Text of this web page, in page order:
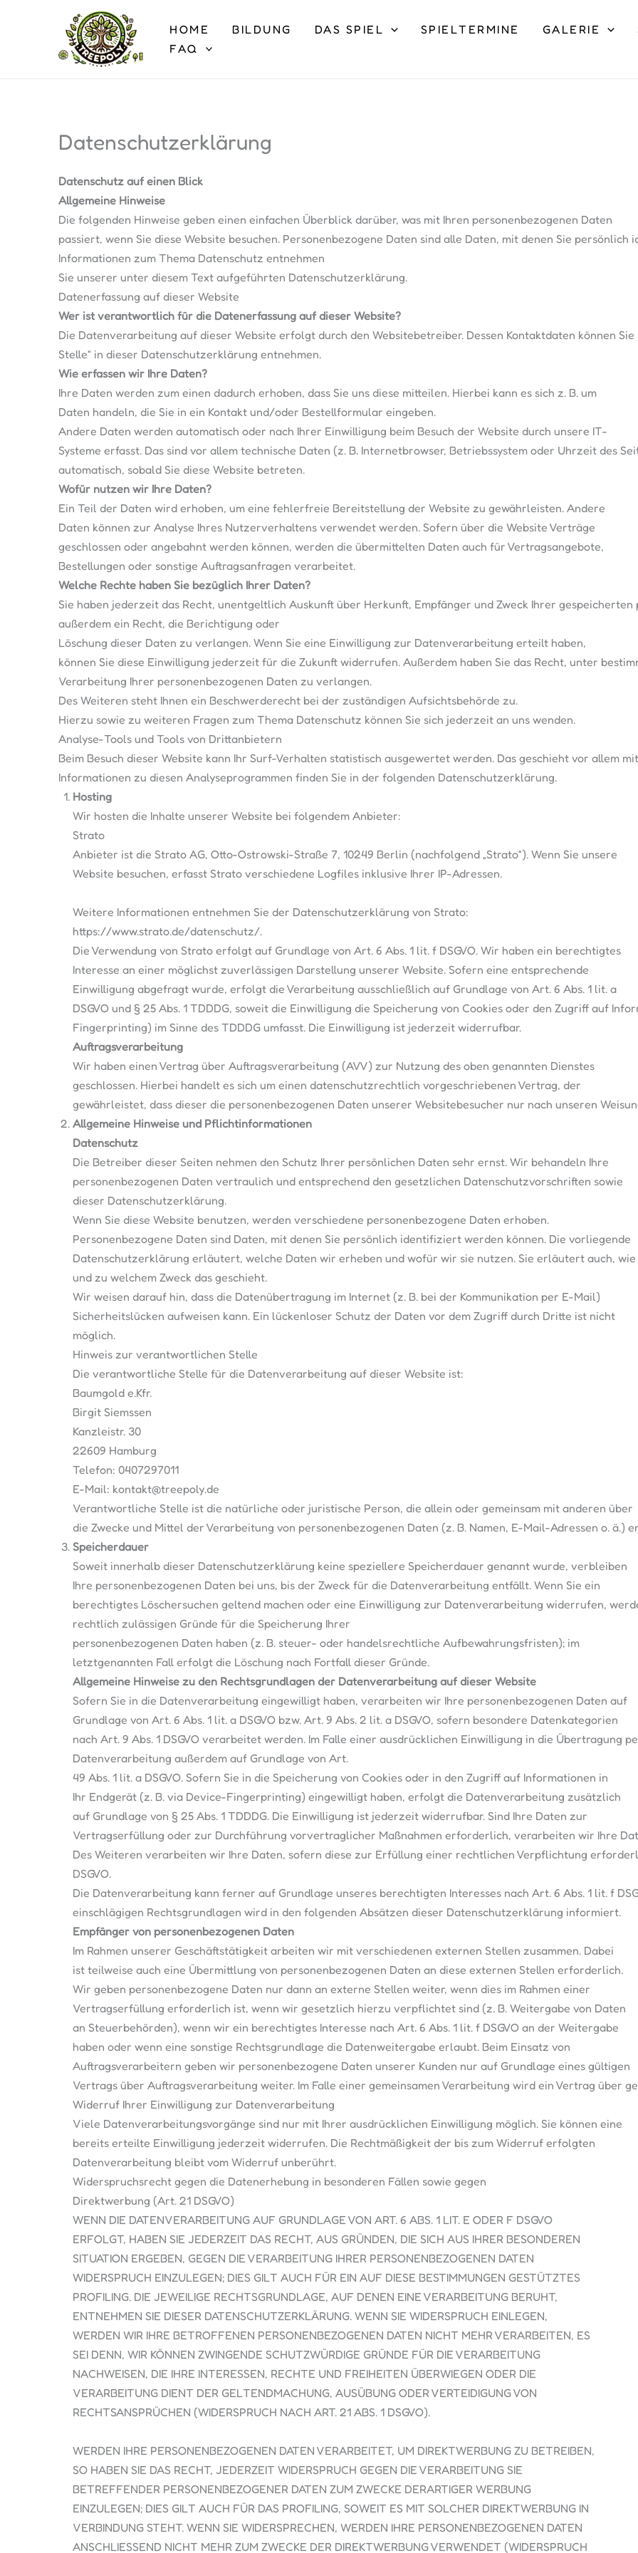
HOME BILDUNG DAS SPIEL SPIELTERMINE GALERIE
FAQ
Datenschutzerklärung
Datenschutz auf einen Blick
Allgemeine Hinweise
Die folgenden Hinweise geben einen einfachen Überblick darüber, was mit Ihren personenbezogenen Daten
passiert, wenn Sie diese Website besuchen. Personenbezogene Daten sind alle Daten, mit denen Sie
Informationen zum Thema Datenschutz entnehmen
Sie unserer unter diesem Text aufgeführten Datenschutzerklärung.
Datenerfassung auf dieser Website
Wer ist verantwortlich für die Datenerfassung auf dieser Website?
Die Datenverarbeitung auf dieser Website erfolgt durch den Websitebetreiber. Dessen Kontaktdaten können
Stelle“ in dieser Datenschutzerklärung entnehmen.
Wie erfassen wir Ihre Daten?
Ihre Daten werden zum einen dadurch erhoben, dass Sie uns diese mitteilen. Hierbei kann es sich z. B. um
Daten handeln, die Sie in ein Kontakt und/oder Bestellformular eingeben.
Andere Daten werden automatisch oder nach Ihrer Einwilligung beim Besuch der Website durch unsere IT-
Systeme erfasst. Das sind vor allem technische Daten (z. B. Internetbrowser, Betriebssystem oder Uhrzeit des
automatisch, sobald Sie diese Website betreten.
Wofür nutzen wir Ihre Daten?
Ein Teil der Daten wird erhoben, um eine fehlerfreie Bereitstellung der Website zu gewährleisten. Andere
Daten können zur Analyse Ihres Nutzerverhaltens verwendet werden. Sofern über die Website Verträge
geschlossen oder angebahnt werden können, werden die übermittelten Daten auch für Vertragsangebote,
Bestellungen oder sonstige Auftragsanfragen verarbeitet.
Welche Rechte haben Sie bezüglich Ihrer Daten?
Sie haben jederzeit das Recht, unentgeltlich Auskunft über Herkunft, Empfänger und Zweck Ihrer
außerdem ein Recht, die Berichtigung oder
Löschung dieser Daten zu verlangen. Wenn Sie eine Einwilligung zur Datenverarbeitung erteilt haben,
können Sie diese Einwilligung jederzeit für die Zukunft widerrufen. Außerdem haben Sie das Recht, unter
Verarbeitung Ihrer personenbezogenen Daten zu verlangen.
Des Weiteren steht Ihnen ein Beschwerderecht bei der zuständigen Aufsichtsbehörde zu.
Hierzu sowie zu weiteren Fragen zum Thema Datenschutz können Sie sich jederzeit an uns wenden.
Analyse-Tools und Tools von Drittanbietern
Beim Besuch dieser Website kann Ihr Surf-Verhalten statistisch ausgewertet werden. Das geschieht vor allem
Informationen zu diesen Analyseprogrammen finden Sie in der folgenden Datenschutzerklärung.
Hosting
Wir hosten die Inhalte unserer Website bei folgendem Anbieter:
Strato
Anbieter ist die Strato AG, Otto-Ostrowski-Straße 7, 10249 Berlin (nachfolgend „Strato“). Wenn Sie unsere
Website besuchen, erfasst Strato verschiedene Logfiles inklusive Ihrer IP-Adressen.
Weitere Informationen entnehmen Sie der Datenschutzerklärung von Strato:
https://www.strato.de/datenschutz/.
Die Verwendung von Strato erfolgt auf Grundlage von Art. 6 Abs. 1 lit. f DSGVO. Wir haben ein berechtigtes
Interesse an einer möglichst zuverlässigen Darstellung unserer Website. Sofern eine entsprechende
Einwilligung abgefragt wurde, erfolgt die Verarbeitung ausschließlich auf Grundlage von Art. 6 Abs. 1 lit. a
DSGVO und § 25 Abs. 1 TDDDG, soweit die Einwilligung die Speicherung von Cookies oder den Zugriff auf
Fingerprinting) im Sinne des TDDDG umfasst. Die Einwilligung ist jederzeit widerrufbar.
Auftragsverarbeitung
Wir haben einen Vertrag über Auftragsverarbeitung (AVV) zur Nutzung des oben genannten Dienstes
geschlossen. Hierbei handelt es sich um einen datenschutzrechtlich vorgeschriebenen Vertrag, der
gewährleistet, dass dieser die personenbezogenen Daten unserer Websitebesucher nur nach unseren
Allgemeine Hinweise und Pflichtinformationen
Datenschutz
Die Betreiber dieser Seiten nehmen den Schutz Ihrer persönlichen Daten sehr ernst. Wir behandeln Ihre
personenbezogenen Daten vertraulich und entsprechend den gesetzlichen Datenschutzvorschriften sowie
dieser Datenschutzerklärung.
Wenn Sie diese Website benutzen, werden verschiedene personenbezogene Daten erhoben.
Personenbezogene Daten sind Daten, mit denen Sie persönlich identifiziert werden können. Die vorliegende
Datenschutzerklärung erläutert, welche Daten wir erheben und wofür wir sie nutzen. Sie erläutert auch, wie
und zu welchem Zweck das geschieht.
Wir weisen darauf hin, dass die Datenübertragung im Internet (z. B. bei der Kommunikation per E-Mail)
Sicherheitslücken aufweisen kann. Ein lückenloser Schutz der Daten vor dem Zugriff durch Dritte ist nicht
möglich.
Hinweis zur verantwortlichen Stelle
Die verantwortliche Stelle für die Datenverarbeitung auf dieser Website ist:
Baumgold e.Kfr.
Birgit Siemssen
Kanzleistr. 30
22609 Hamburg
Telefon: 0407297011
E-Mail: kontakt@treepoly.de
Verantwortliche Stelle ist die natürliche oder juristische Person, die allein oder gemeinsam mit anderen über
die Zwecke und Mittel der Verarbeitung von personenbezogenen Daten (z. B. Namen, E-Mail-Adressen o. ä.)
Speicherdauer
Soweit innerhalb dieser Datenschutzerklärung keine speziellere Speicherdauer genannt wurde, verbleiben
Ihre personenbezogenen Daten bei uns, bis der Zweck für die Datenverarbeitung entfällt. Wenn Sie ein
berechtigtes Löschersuchen geltend machen oder eine Einwilligung zur Datenverarbeitung widerrufen,
rechtlich zulässigen Gründe für die Speicherung Ihrer
personenbezogenen Daten haben (z. B. steuer- oder handelsrechtliche Aufbewahrungsfristen); im
letztgenannten Fall erfolgt die Löschung nach Fortfall dieser Gründe.
Allgemeine Hinweise zu den Rechtsgrundlagen der Datenverarbeitung auf dieser Website
Sofern Sie in die Datenverarbeitung eingewilligt haben, verarbeiten wir Ihre personenbezogenen Daten auf
Grundlage von Art. 6 Abs. 1 lit. a DSGVO bzw. Art. 9 Abs. 2 lit. a DSGVO, sofern besondere Datenkategorien
nach Art. 9 Abs. 1 DSGVO verarbeitet werden. Im Falle einer ausdrücklichen Einwilligung in die Übertragung
Datenverarbeitung außerdem auf Grundlage von Art.
49 Abs. 1 lit. a DSGVO. Sofern Sie in die Speicherung von Cookies oder in den Zugriff auf Informationen in
Ihr Endgerät (z. B. via Device-Fingerprinting) eingewilligt haben, erfolgt die Datenverarbeitung zusätzlich
auf Grundlage von § 25 Abs. 1 TDDDG. Die Einwilligung ist jederzeit widerrufbar. Sind Ihre Daten zur
Vertragserfüllung oder zur Durchführung vorvertraglicher Maßnahmen erforderlich, verarbeiten wir Ihre
Des Weiteren verarbeiten wir Ihre Daten, sofern diese zur Erfüllung einer rechtlichen Verpflichtung
DSGVO.
Die Datenverarbeitung kann ferner auf Grundlage unseres berechtigten Interesses nach Art. 6 Abs. 1 lit. f
einschlägigen Rechtsgrundlagen wird in den folgenden Absätzen dieser Datenschutzerklärung informiert.
Empfänger von personenbezogenen Daten
Im Rahmen unserer Geschäftstätigkeit arbeiten wir mit verschiedenen externen Stellen zusammen. Dabei
ist teilweise auch eine Übermittlung von personenbezogenen Daten an diese externen Stellen erforderlich.
Wir geben personenbezogene Daten nur dann an externe Stellen weiter, wenn dies im Rahmen einer
Vertragserfüllung erforderlich ist, wenn wir gesetzlich hierzu verpflichtet sind (z. B. Weitergabe von Daten
an Steuerbehörden), wenn wir ein berechtigtes Interesse nach Art. 6 Abs. 1 lit. f DSGVO an der Weitergabe
haben oder wenn eine sonstige Rechtsgrundlage die Datenweitergabe erlaubt. Beim Einsatz von
Auftragsverarbeitern geben wir personenbezogene Daten unserer Kunden nur auf Grundlage eines gültigen
Vertrags über Auftragsverarbeitung weiter. Im Falle einer gemeinsamen Verarbeitung wird ein Vertrag über
Widerruf Ihrer Einwilligung zur Datenverarbeitung
Viele Datenverarbeitungsvorgänge sind nur mit Ihrer ausdrücklichen Einwilligung möglich. Sie können eine
bereits erteilte Einwilligung jederzeit widerrufen. Die Rechtmäßigkeit der bis zum Widerruf erfolgten
Datenverarbeitung bleibt vom Widerruf unberührt.
Widerspruchsrecht gegen die Datenerhebung in besonderen Fällen sowie gegen
Direktwerbung (Art. 21 DSGVO)
WENN DIE DATENVERARBEITUNG AUF GRUNDLAGE VON ART. 6 ABS. 1 LIT. E ODER F DSGVO
ERFOLGT, HABEN SIE JEDERZEIT DAS RECHT, AUS GRÜNDEN, DIE SICH AUS IHRER BESONDEREN
SITUATION ERGEBEN, GEGEN DIE VERARBEITUNG IHRER PERSONENBEZOGENEN DATEN
WIDERSPRUCH EINZULEGEN; DIES GILT AUCH FÜR EIN AUF DIESE BESTIMMUNGEN GESTÜTZTES
PROFILING. DIE JEWEILIGE RECHTSGRUNDLAGE, AUF DENEN EINE VERARBEITUNG BERUHT,
ENTNEHMEN SIE DIESER DATENSCHUTZERKLÄRUNG. WENN SIE WIDERSPRUCH EINLEGEN,
WERDEN WIR IHRE BETROFFENEN PERSONENBEZOGENEN DATEN NICHT MEHR VERARBEITEN, ES
SEI DENN, WIR KÖNNEN ZWINGENDE SCHUTZWÜRDIGE GRÜNDE FÜR DIE VERARBEITUNG
NACHWEISEN, DIE IHRE INTERESSEN, RECHTE UND FREIHEITEN ÜBERWIEGEN ODER DIE
VERARBEITUNG DIENT DER GELTENDMACHUNG, AUSÜBUNG ODER VERTEIDIGUNG VON
RECHTSANSPRÜCHEN (WIDERSPRUCH NACH ART. 21 ABS. 1 DSGVO).
WERDEN IHRE PERSONENBEZOGENEN DATEN VERARBEITET, UM DIREKTWERBUNG ZU BETREIBEN,
SO HABEN SIE DAS RECHT, JEDERZEIT WIDERSPRUCH GEGEN DIE VERARBEITUNG SIE
BETREFFENDER PERSONENBEZOGENER DATEN ZUM ZWECKE DERARTIGER WERBUNG
EINZULEGEN; DIES GILT AUCH FÜR DAS PROFILING, SOWEIT ES MIT SOLCHER DIREKTWERBUNG IN
VERBINDUNG STEHT. WENN SIE WIDERSPRECHEN, WERDEN IHRE PERSONENBEZOGENEN DATEN
ANSCHLIESSEND NICHT MEHR ZUM ZWECKE DER DIREKTWERBUNG VERWENDET (WIDERSPRUCH